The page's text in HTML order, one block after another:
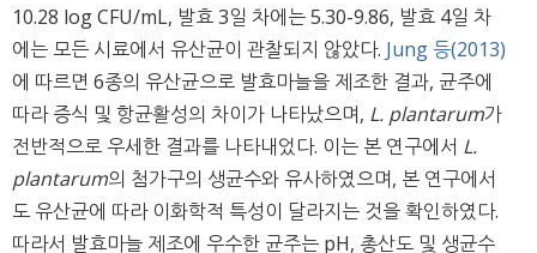
10.28 log CFU/mL, 발효 3일 차에는 5.30-9.86, 발효 4일 차
에는 모든 시료에서 유산균이 관찰되지 않았다. Jung 등(2013)
에 따르면 6종의 유산균으로 발효마늘을 제조한 결과, 균주에
따라 증식 및 항균활성의 차이가 나타났으며, L. plantarum가
전반적으로 우세한 결과를 나타내었다. 이는 본 연구에서 L.
plantarum의 첨가구의 생균수와 유사하였으며, 본 연구에서
도 유산균에 따라 이화학적 특성이 달라지는 것을 확인하였다.
따라서 발효마늘 제조에 우수한 균주는 pH, 총산도 및 생균수